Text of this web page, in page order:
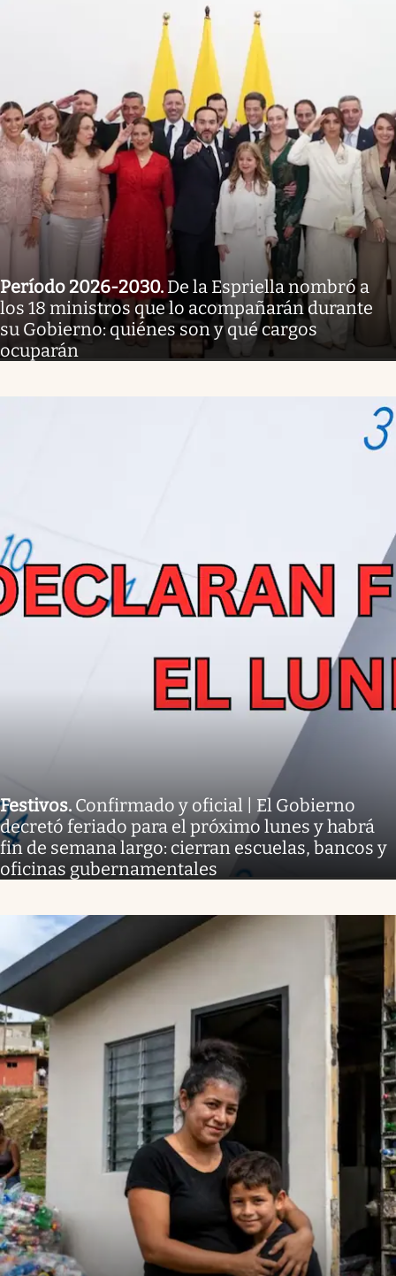
Período 2026-2030. De la Espriella nombró a
los 18 ministros que lo acompañarán durante
su Gobierno: quiénes son y qué cargos
ocuparán
Festivos. Confirmado y oficial | El Gobierno
decretó feriado para el próximo lunes y habrá
fin de semana largo: cierran escuelas, bancos y
oficinas gubernamentales